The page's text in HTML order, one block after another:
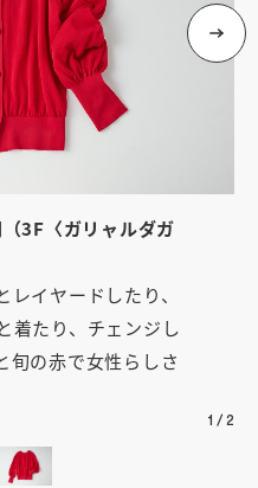
3F〈ガリャルダガ
イヤードしたり、
着たり、チェンジし
旬の赤で女性らしさ
1 / 2